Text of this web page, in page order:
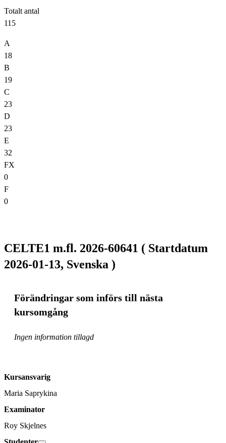
Totalt antal
115
A
18
B
19
C
23
D
23
E
32
FX
0
F
0
CELTE1 m.fl. 2026-60641 ( Startdatum
2026-01-13, Svenska )
Förändringar som införs till nästa
kursomgång
Ingen information tillagd
Kursansvarig
Maria Saprykina
Examinator
Roy Skjelnes